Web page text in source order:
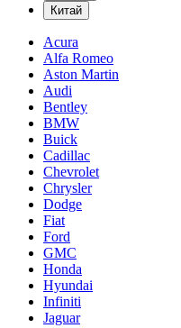
Китай
Acura
Alfa Romeo
Aston Martin
Audi
Bentley
BMW
Buick
Cadillac
Chevrolet
Chrysler
Dodge
Fiat
Ford
GMC
Honda
Hyundai
Infiniti
Jaguar